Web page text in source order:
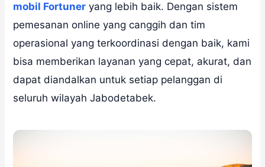
mobil Fortuner yang lebih baik. Dengan sistem
pemesanan online yang canggih dan tim
operasional yang terkoordinasi dengan baik, kami
bisa memberikan layanan yang cepat, akurat, dan
dapat diandalkan untuk setiap pelanggan di
seluruh wilayah Jabodetabek.